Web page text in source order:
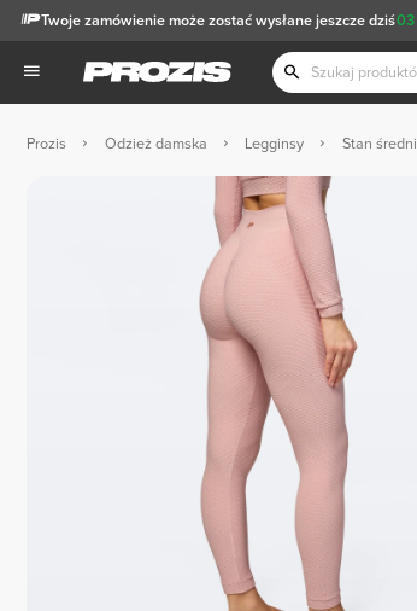
03
Twoje zamówienie może zostać wysłane jeszcze dziś
Prozis Odzież damska Legginsy Stan średni